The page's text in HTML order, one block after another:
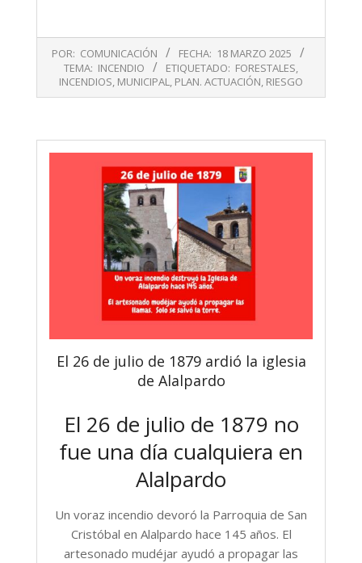
03-
POR: COMUNICACIÓN FECHA: 18 MARZO 2025
TEMA: INCENDIO ETIQUETADO: FORESTALES
INCENDIOS MUNICIPAL PLAN. ACTUACIÓN RIESGO
El 26 de julio de 1879 ardió la iglesia
de Alalpardo
El 26 de julio de 1879 no
fue una día cualquiera en
Alalpardo
Un voraz incendio devoró la Parroquia de San
Cristóbal en Alalpardo hace 145 años. El
artesonado mudéjar ayudó a propagar las